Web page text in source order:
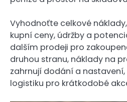
Vyhodnoťte celkové
kupní ceny, údržby a
dalším prodeji pro
druhou stranu, náklady na
zahrnují dodání a
logistiku pro krátkodobé